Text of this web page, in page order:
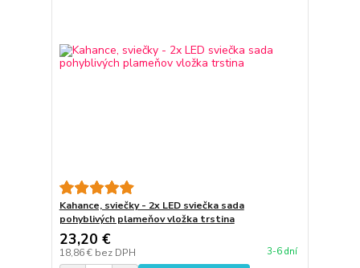
Kahance, sviečky - 2x LED sviečka sada
pohyblivých plameňov vložka trstina
23,20 €
18,86 € bez DPH 3-6 dní